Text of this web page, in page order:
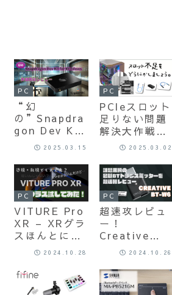
PC
“幻
の”Snapdra
gon Dev Kit
Windows 実
機レビュー｜
AIPC /
Copilot+ PC
/ Arm on
Windowsの
可能性は如何
に!
2025.03.15
PC
PCIeスロット
足りない問題
解決大作戦の
巻 – USB4
vs ライザー!!
2025.03.02
PC
VITURE Pro
XR – XRグラ
スほんとに使
えるのか実際
に試してみ
た！(前編)
2024.10.28
PC
超速攻レビュ
ー！
Creative
BT-W6 – 最
新ロスレス対
応Bluetooth
トランスミッ
2024.10.26